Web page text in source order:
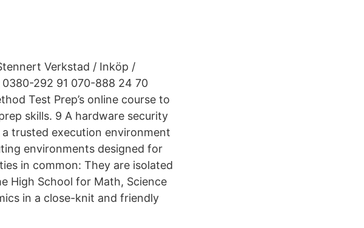
Verkstad / Inköp /
292 91 070-888 24 70
Test Prep’s online course to
skills. 9 A hardware security
trusted execution environment
environments designed for
in common: They are isolated
High School for Math, Science
in a close-knit and friendly